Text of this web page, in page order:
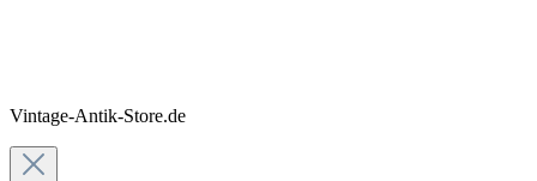
Vintage-Antik-Store.de